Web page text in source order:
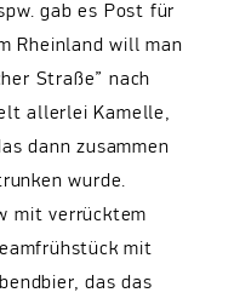
gab es Post für
Rheinland will man
Straße” nach
allerlei Kamelle,
dann zusammen
wurde.
mit verrücktem
mit
das das